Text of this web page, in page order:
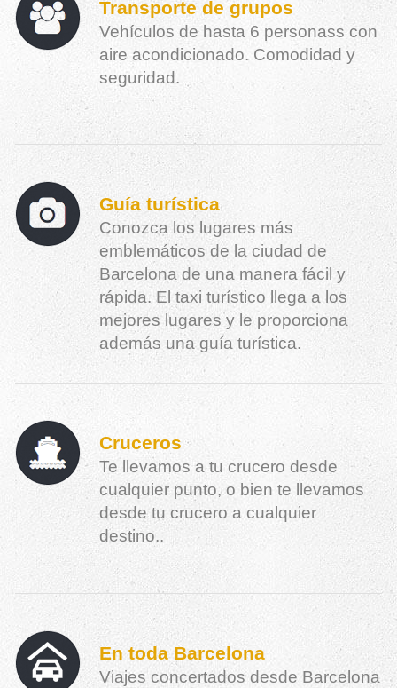
Transporte de grupos
Vehículos de hasta 6 personass con
aire acondicionado. Comodidad y
seguridad.
Guía turística
Conozca los lugares más
emblemáticos de la ciudad de
Barcelona de una manera fácil y
rápida. El taxi turístico llega a los
mejores lugares y le proporciona
además una guía turística.
Cruceros
Te llevamos a tu crucero desde
cualquier punto, o bien te llevamos
desde tu crucero a cualquier
destino..
En toda Barcelona
Viajes concertados desde Barcelona